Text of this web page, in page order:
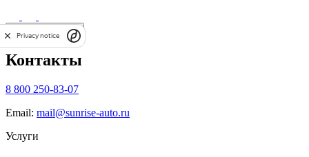
Заказать звонок
Контакты
8 800 250-83-07
Email: mail@sunrise-auto.ru
Услуги
Privacy notice